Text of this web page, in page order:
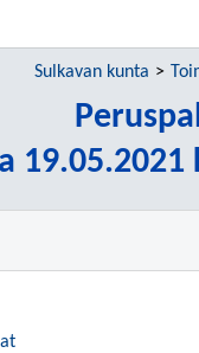
Sulkavan kunta